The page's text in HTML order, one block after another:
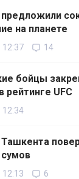
на планете
12:37 14
бойцы
рейтинге UFC
12:34
12:13 6